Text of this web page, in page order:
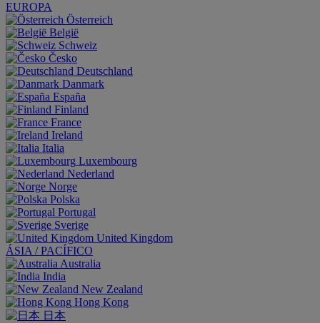
EUROPA
Österreich
België
Schweiz
Česko
Deutschland
Danmark
España
Finland
France
Ireland
Italia
Luxembourg
Nederland
Norge
Polska
Portugal
Sverige
United Kingdom
ÁSIA / PACÍFICO
Australia
India
New Zealand
Hong Kong
日本